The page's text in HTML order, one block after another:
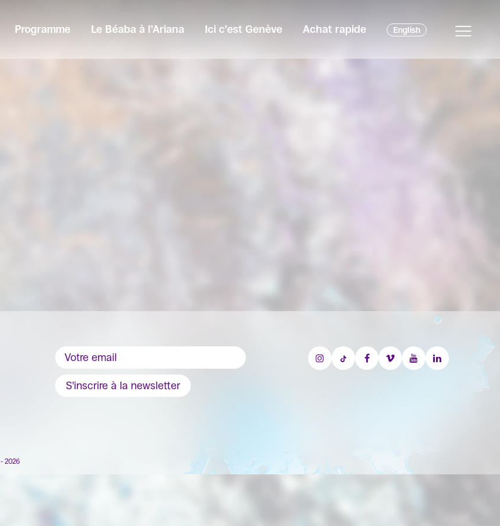
S'inscrire à la newsletter
- 2026
Programme Le Béaba à l'Ariana Ici c'est Genève Achat rapide English